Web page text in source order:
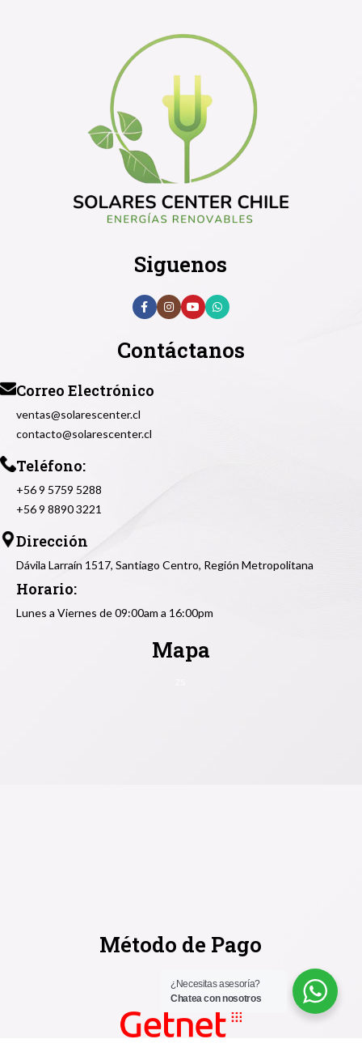
Siguenos
Contáctanos
Correo Electrónico
ventas@solarescenter.cl
contacto@solarescenter.cl
Teléfono:
+56 9 5759 5288
+56 9 8890 3221
Dirección
Dávila Larraín 1517, Santiago Centro, Región Metropolitana
Horario:
Lunes a Viernes de 09:00am a 16:00pm
Mapa
Método de Pago
¿Necesitas asesoría?
Chatea con nosotros